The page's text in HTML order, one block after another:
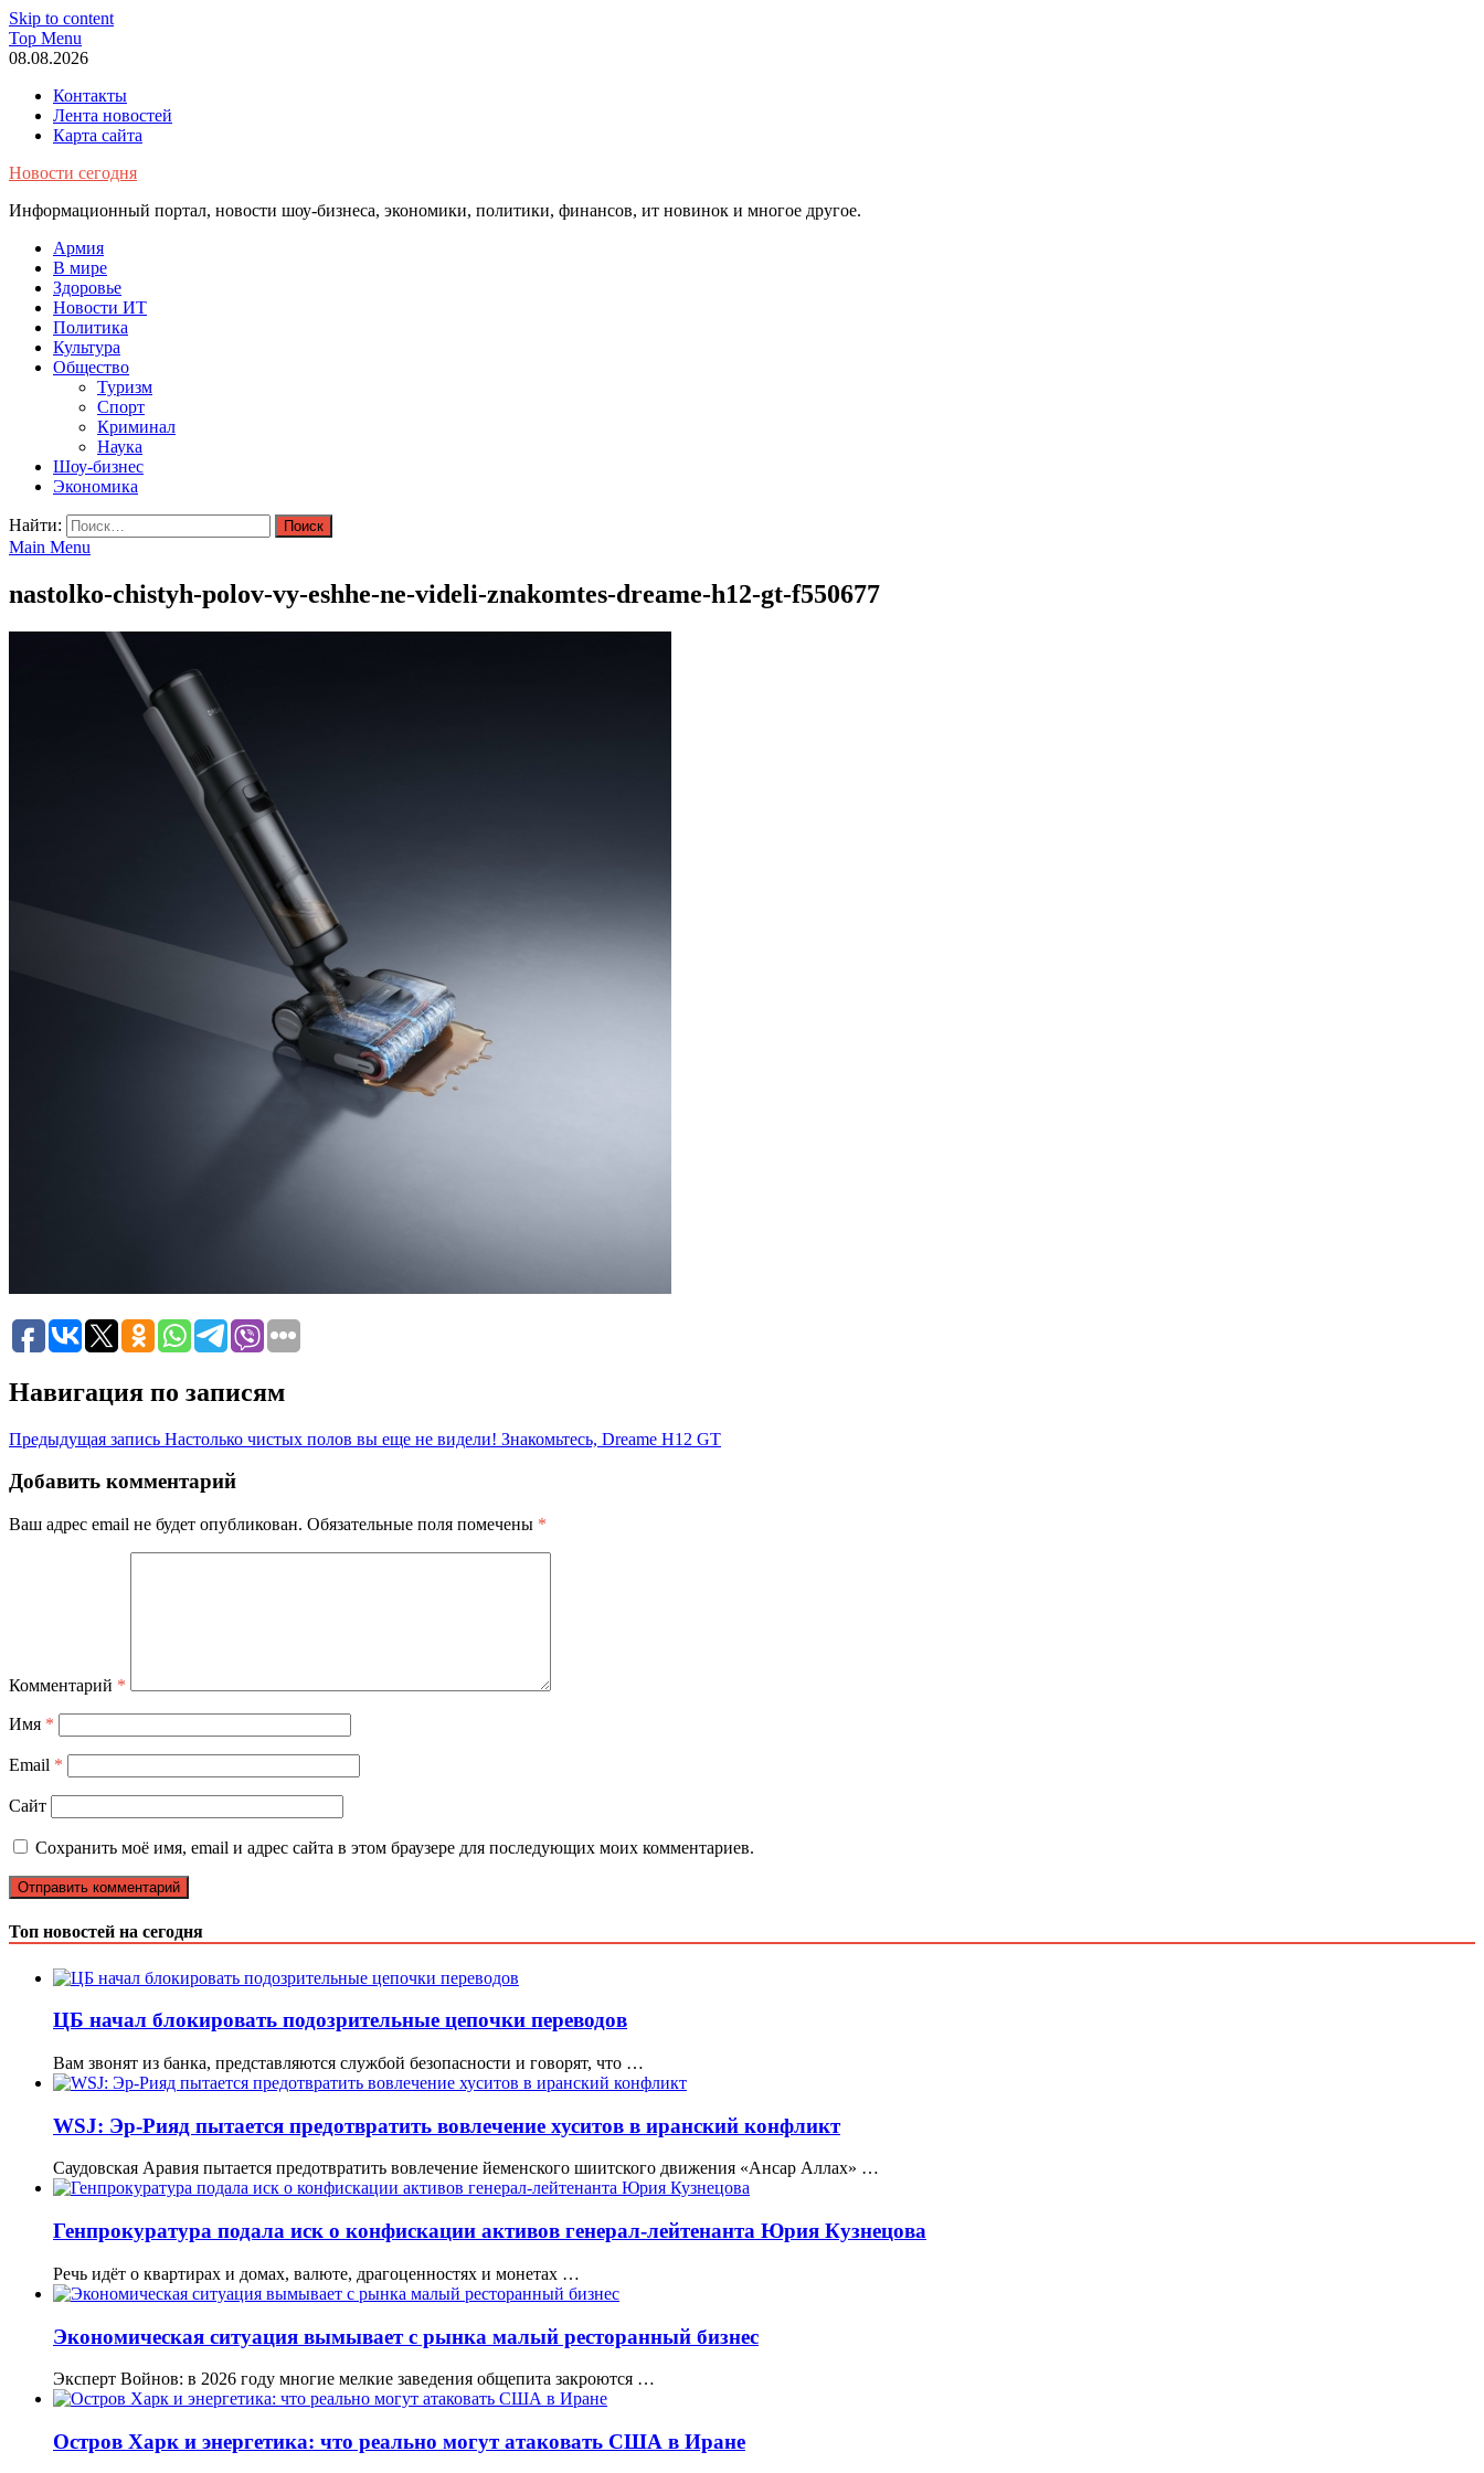
Skip to content
Top Menu
08.08.2026
Контакты
Лента новостей
Карта сайта
Новости сегодня
Информационный портал, новости шоу-бизнеса, экономики, политики, финансов, ит новинок и многое другое.
Армия
В мире
Здоровье
Новости ИТ
Политика
Культура
Общество
Туризм
Спорт
Криминал
Наука
Шоу-бизнес
Экономика
Найти:
Main Menu
nastolko-chistyh-polov-vy-eshhe-ne-videli-znakomtes-dreame-h12-gt-f550677
Навигация по записям
Предыдущая запись Настолько чистых полов вы еще не видели! Знакомьтесь, Dreame H12 GT
Добавить комментарий
Ваш адрес email не будет опубликован. Обязательные поля помечены *
Комментарий *
Имя *
Email *
Сайт
Сохранить моё имя, email и адрес сайта в этом браузере для последующих моих комментариев.
Топ новостей на сегодня
ЦБ начал блокировать подозрительные цепочки переводов
Вам звонят из банка, представляются службой безопасности и говорят, что …
WSJ: Эр-Рияд пытается предотвратить вовлечение хуситов в иранский конфликт
Саудовская Аравия пытается предотвратить вовлечение йеменского шиитского движения «Ансар Аллах» …
Генпрокуратура подала иск о конфискации активов генерал-лейтенанта Юрия Кузнецова
Речь идёт о квартирах и домах, валюте, драгоценностях и монетах …
Экономическая ситуация вымывает с рынка малый ресторанный бизнес
Эксперт Войнов: в 2026 году многие мелкие заведения общепита закроются …
Остров Харк и энергетика: что реально могут атаковать США в Иране